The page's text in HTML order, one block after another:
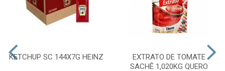
KETCHUP SC 144X7G HEINZ
EXTRATO DE TOMATE
SACHÊ 1,020KG QUERO